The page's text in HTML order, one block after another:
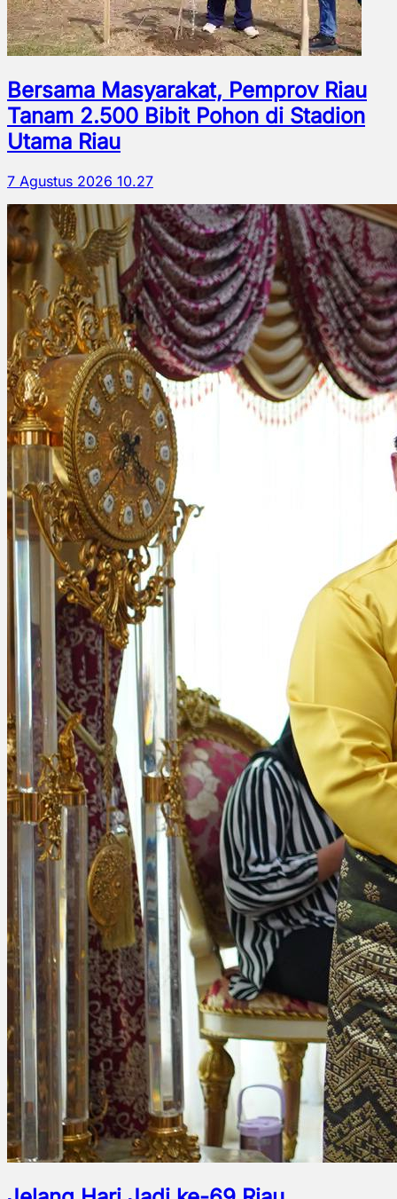
Bersama Masyarakat, Pemprov Riau
Tanam 2.500 Bibit Pohon di Stadion
Utama Riau
7 Agustus 2026 10.27